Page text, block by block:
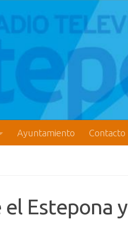
Ayuntamiento Contacto
Estepona y